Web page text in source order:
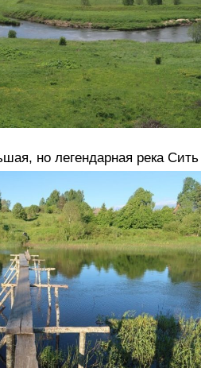
но легендарная река Сить